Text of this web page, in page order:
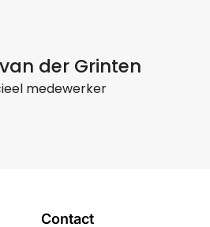
der Grinten
medewerker
Contact